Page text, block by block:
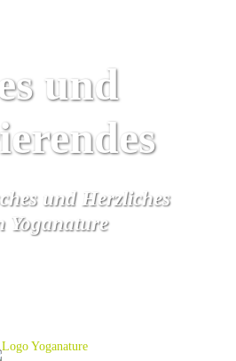
und
und Herzliches
Yoganature